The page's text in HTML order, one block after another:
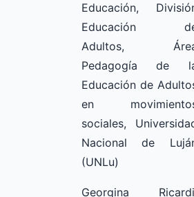
Educación,
Educación
Adultos,
Pedagogía de
Educación de
en
sociales,
Nacional de
(UNLu)
Georgina